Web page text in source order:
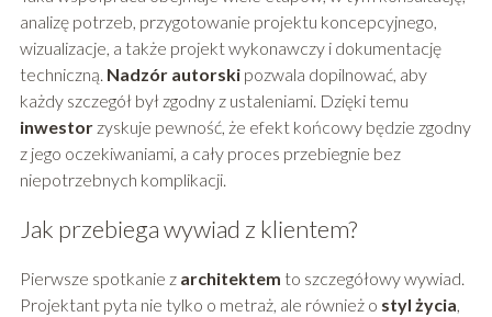
analizę potrzeb, przygotowanie projektu koncepcyjnego,
wizualizacje, a także projekt wykonawczy i dokumentację
techniczną. Nadzór autorskipozwala dopilnować, aby
każdy szczegół był zgodny z ustaleniami. Dzięki temu
inwestorzyskuje pewność, że efekt końcowy będzie zgodny
z jego oczekiwaniami, a cały proces przebiegnie bez
niepotrzebnych komplikacji.
Jak przebiega wywiad z klientem?
Pierwsze spotkanie z architektem to szczegółowy wywiad.
Projektant pyta nie tylko o metraż, ale również o styl życia,